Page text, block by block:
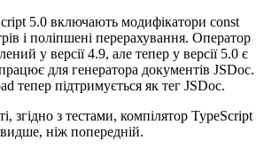
5.0 включають модифікатори const
і поліпшені перерахування. Оператор
у версії 4.9, але тепер у версії 5.0 є
для генератора документів JSDoc.
тепер підтримується як тег JSDoc.
згідно з тестами, компілятор TypeScript
ніж попередній.